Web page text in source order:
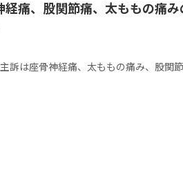
痛、股関節痛、太ももの痛
訴は座骨神経痛、太ももの痛み、股関節